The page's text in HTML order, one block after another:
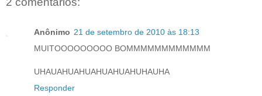
Anônimo 21 de setembro de 2010 às 18:13
MUITOOOOOOOOO BOMMMMMMMMMMMM
UHAUAHUAHUAHUAHUAHUHAUHA
Responder